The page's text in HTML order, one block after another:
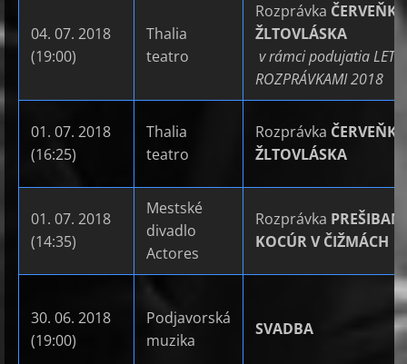
04. 07. 2018
(19:00)
Thalia
teatro
Rozprávka
ŽLTOVLÁSKA
v rámci podujatia
ROZPRÁVKAMI 2018
01. 07. 2018
(16:25)
Thalia
teatro
Rozprávka
ŽLTOVLÁSKA
01. 07. 2018
(14:35)
Mestské
divadlo
Actores
Rozprávka
KOCÚR V ČIŽMÁCH
30. 06. 2018
(19:00)
Podjavorská
muzika
SVADBA